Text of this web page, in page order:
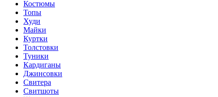
Костюмы
Топы
Худи
Майки
Куртки
Толстовки
Туники
Кардиганы
Джинсовки
Свитера
Свитшоты